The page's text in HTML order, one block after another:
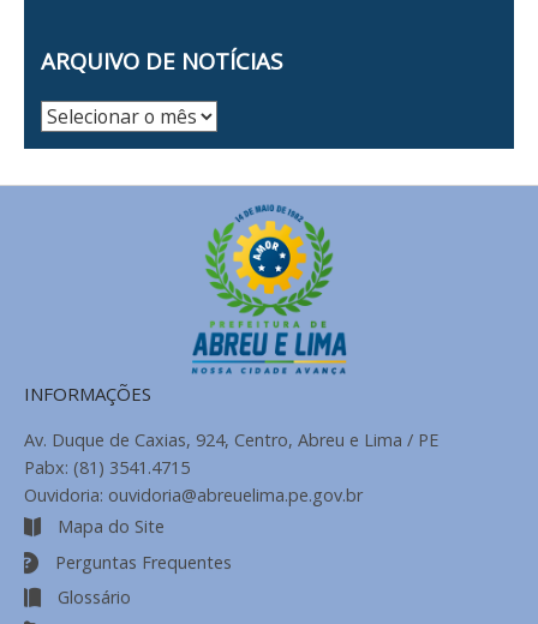
ARQUIVO DE NOTÍCIAS
Arquivo
INFORMAÇÕES
Av. Duque de Caxias, 924, Centro, Abreu e Lima / PE
Pabx: (81) 3541.4715
Ouvidoria: ouvidoria@abreuelima.pe.gov.br
Mapa do Site
Perguntas Frequentes
Glossário